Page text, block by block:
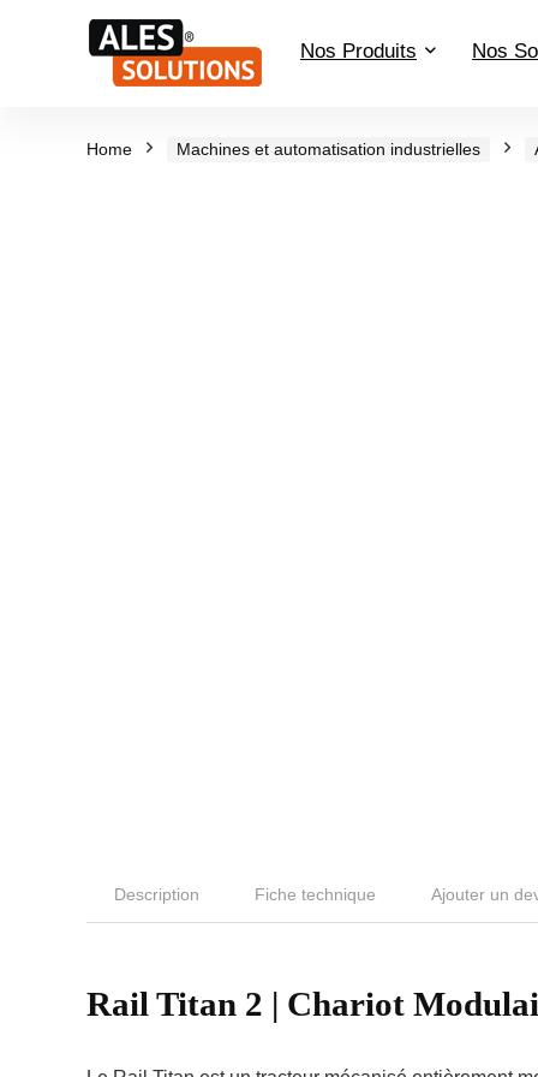
Nos Produits Nos
Home Machines et automatisation industrielles
Description Fiche technique Ajouter un
Rail Titan 2 | Chariot